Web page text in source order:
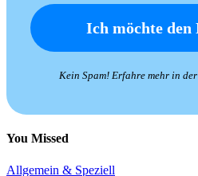
Kein Spam! Erfahre mehr in der
You Missed
Allgemein & Speziell